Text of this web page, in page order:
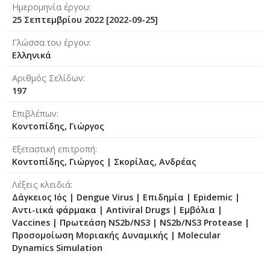
Ημερομηνία έργου
25 Σεπτεμβρίου 2022 [2022-09-25]
Γλώσσα του έργου
Ελληνικά
Αριθμός Σελίδων
197
Επιβλέπων
Κοντοπίδης, Γιώργος
Εξεταστική επιτροπή
Κοντοπίδης, Γιώργος | Σκορίλας, Ανδρέας
Λέξεις κλειδιά
Δάγκειος Ιός | Dengue Virus | Επιδημία | Epidemic |
Αντι-ιικά φάρμακα | Antiviral Drugs | Εμβόλια |
Vaccines | Πρωτεάση NS2b/NS3 | NS2b/NS3 Protease |
Προσομοίωση Μοριακής Δυναμικής | Molecular
Dynamics Simulation